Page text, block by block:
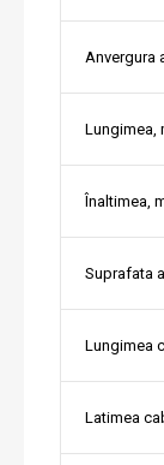
Anvergura
Lungimea,
Înaltimea,
Suprafata
Lungimea
Latimea